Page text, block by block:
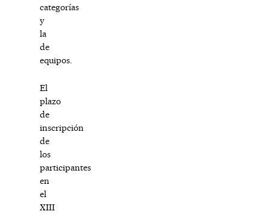
categorías
y
la
de
equipos.
El
plazo
de
inscripción
de
los
participantes
en
el
XIII